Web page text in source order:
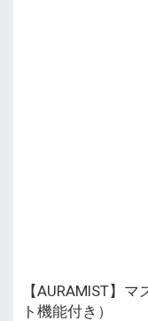
【AURAMIST】
ト機能付き）